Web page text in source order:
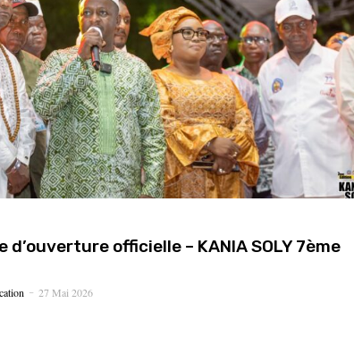
d’ouverture officielle – KANIA SOLY 7ème
- 27 Mai 2026